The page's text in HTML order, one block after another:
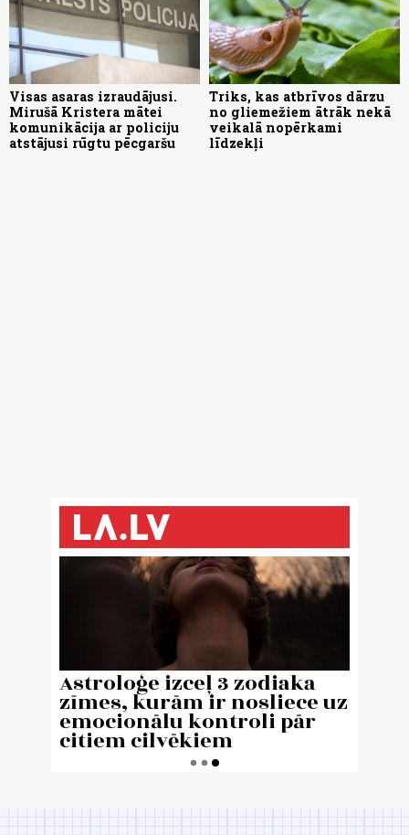
Visas asaras izraudājusi.
Mirušā Kristera mātei
komunikācija ar policiju
atstājusi rūgtu pēcgaršu
Triks, kas atbrīvos dārzu
no gliemežiem ātrāk nekā
veikalā nopērkami
līdzekļi